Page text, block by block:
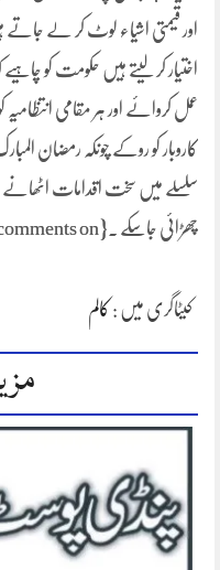
اور قیمتی اشیاء لوٹ کر لے
اختیار کر لیتے ہیں حکومت کو
عمل کروائے اور ہر مقامی
کاروبار کو روکے چونکہ رمضان
سلسلے میں سخت اقدامات اٹھانے
چھڑائی جاسکے ۔{jcomments on}
کیٹاگری میں : کالم